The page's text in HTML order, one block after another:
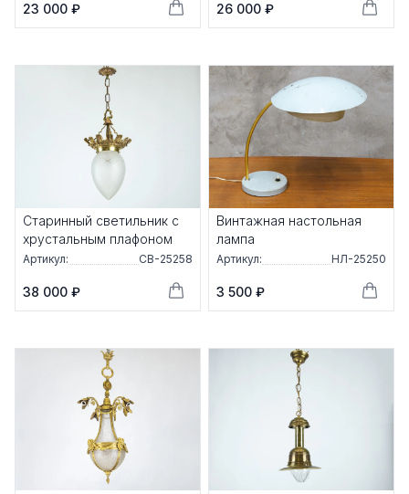
23 000 ₽ 26 000 ₽
Старинный светильник с
хрустальным плафоном
Артикул: СВ-25258
38 000 ₽
Винтажная настольная
лампа
Артикул: НЛ-25250
3 500 ₽